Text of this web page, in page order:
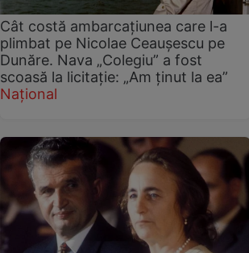
Cât costă ambarcațiunea care l-a
plimbat pe Nicolae Ceaușescu pe
Dunăre. Nava „Colegiu” a fost
scoasă la licitație: „Am ținut la ea”
Național